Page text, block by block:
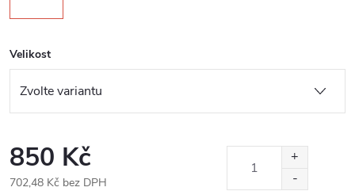
Velikost
850 Kč
702,48 Kč bez DPH